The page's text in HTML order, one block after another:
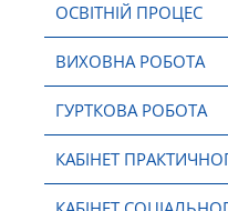
ОСВІТНІЙ ПРОЦЕС
ВИХОВНА РОБОТА
ГУРТКОВА РОБОТА
КАБІНЕТ